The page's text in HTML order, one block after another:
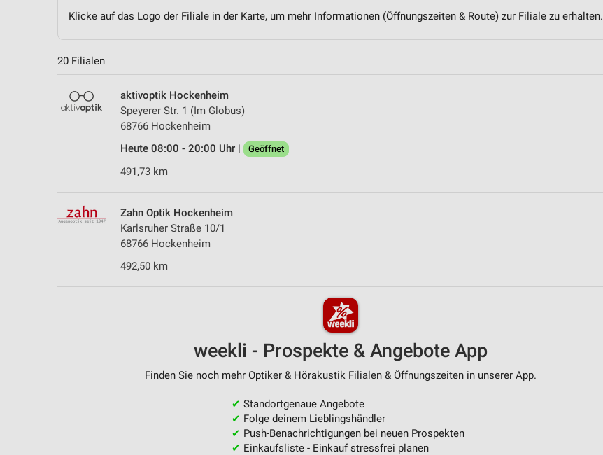
Klicke auf das Logo der Filiale in der Karte, um mehr Informationen (Öffnungszeiten & Route) zur Filiale zu erhalten.
20 Filialen
aktivoptik Hockenheim
Speyerer Str. 1 (Im Globus)
68766 Hockenheim
Heute 08:00 - 20:00 Uhr |
Geöffnet
491,73 km
Zahn Optik Hockenheim
Karlsruher Straße 10/1
68766 Hockenheim
492,50 km
weekli - Prospekte & Angebote App
Finden Sie noch mehr Optiker & Hörakustik Filialen & Öffnungszeiten in unserer App.
✔ Standortgenaue Angebote
✔ Folge deinem Lieblingshändler
✔ Push-Benachrichtigungen bei neuen Prospekten
✔ Einkaufsliste - Einkauf stressfrei planen